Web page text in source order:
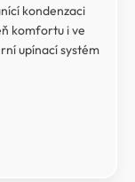
kondenzaci
komfortu i ve
upínací systém